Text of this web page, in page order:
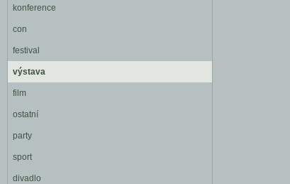
konference
con
festival
výstava
film
ostatní
party
sport
divadlo